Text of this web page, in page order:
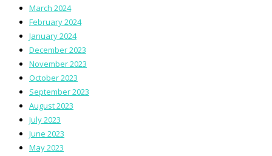
March 2024
February 2024
January 2024
December 2023
November 2023
October 2023
September 2023
August 2023
July 2023
June 2023
May 2023